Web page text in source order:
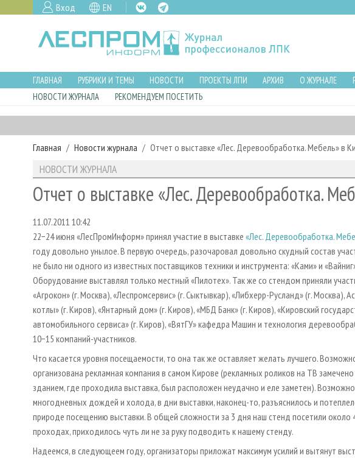
Вход EN
ГЛАВНАЯ РУБРИКИ И ТЕМЫ НОВОСТИ ПРОЕКТЫ ЛПИ АРХИВ О ЖУРНАЛЕ
НОВОСТИ ЖУРНАЛА
РЕКОМЕНДУЕМ ПОСЕТИТЬ
Главная Новости журнала Отчет о выставке «Лес. Деревообработка. Мебель» в
НОВОСТИ ЖУРНАЛА
Отчет о выставке «Лес. Деревообработка.
11.07.2011 10:42
22−24 июня «ЛесПромИнформ» принял участие в выставке «Лес. Деревообработка.
году довольно унылое. В первую очередь, разочаровал довольно скудный состав
не было ни одного из известных поставщиков техники и инструмента: «Ками» и
Оборудование выставлял только местный «Пилотех». Так же со стендом приняли
«Агрокон» (г. Москва), «Леспромсервис» (г. Сыктывкар), «Либхерр-Русланд» (г. Москва),
котлы» (г. Киров), «Янтарный дом» (г. Киров), «МБД Банк» (г. Киров), «Кировский
автомобильного сервиса» (г. Киров), «ВятГУ» кафедра Машин и технология
10−15 компаний-участников.
Что касается уровня посещаемости, то она так же оставляет желать лучшего.
организована рекламная компания в самом Кирове (рекламных роликов на ТВ
зданием, где проходила выставка, был расположен неудачно и еле заметен).
многодневных дождей и холода, в дни выставки, наконец-то, разъяснилось и
природе посещению выставки. В общей сложности за 3 дня наш стенд посетили около
проходах, приходилось чуть ли не за руку подводить к нашему стенду.
Надеемся, в следующеем году, организаторы приложат максимум усилий и вытянут